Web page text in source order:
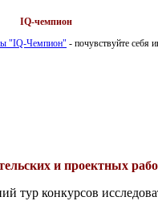
IQ-чемпион
"IQ-Чемпион" - почувствуйте себя
и проектных
тур конкурсов